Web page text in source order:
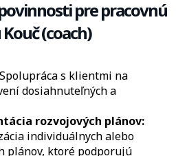
pre pracovnú
(coach)
Spolupráca s klientmi na
dosiahnuteľných a
rozvojových plánov:
individuálnych alebo
plánov, ktoré podporujú